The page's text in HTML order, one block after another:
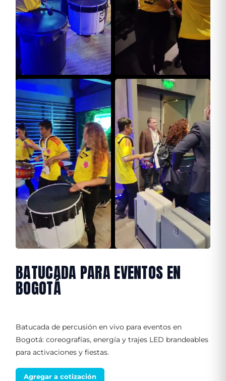
BATUCADA PARA EVENTOS EN
BOGOTÁ
Batucada de percusión en vivo para eventos en
Bogotá: coreografías, energía y trajes LED brandeables
para activaciones y fiestas.
Agregar a cotización